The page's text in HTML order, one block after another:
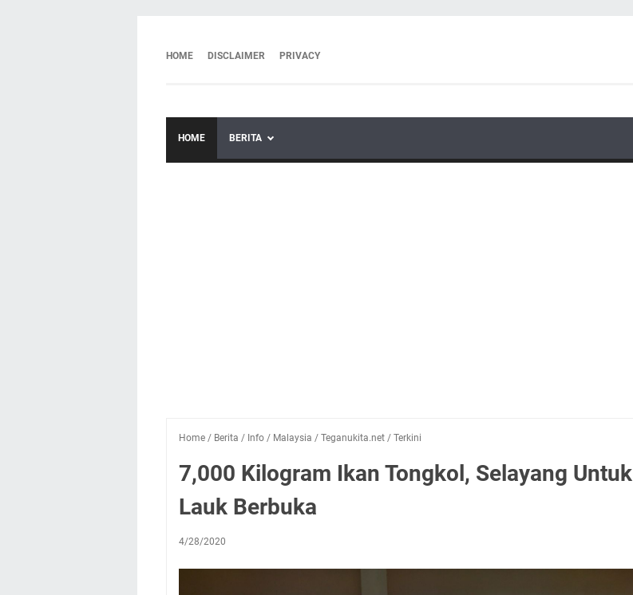
HOME DISCLAIMER PRIVACY
HOME BERITA
Home / Berita / Info / Malaysia / Teganukita.net / Terkini
7,000 Kilogram Ikan Tongkol, Selayang Untuk
Lauk Berbuka
4/28/2020